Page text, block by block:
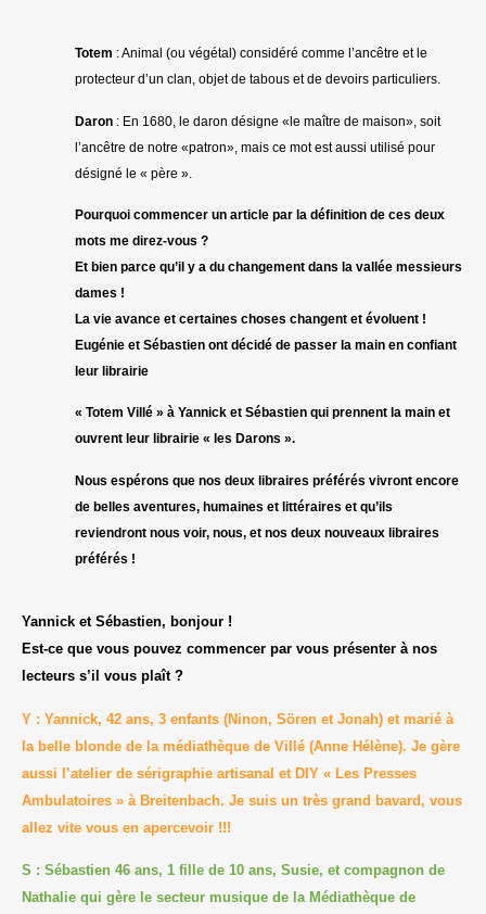
Totem : Animal (ou végétal) considéré comme l’ancêtre et le
protecteur d’un clan, objet de tabous et de devoirs particuliers.
Daron : En 1680, le daron désigne «le maître de maison», soit
l’ancêtre de notre «patron», mais ce mot est aussi utilisé pour
désigné le « père ».
Pourquoi commencer un article par la définition de ces deux
mots me direz-vous ?
Et bien parce qu’il y a du changement dans la vallée messieurs
dames !
La vie avance et certaines choses changent et évoluent !
Eugénie et Sébastien ont décidé de passer la main en confiant
leur librairie
« Totem Villé » à Yannick et Sébastien qui prennent la main et
ouvrent leur librairie « les Darons ».
Nous espérons que nos deux libraires préférés vivront encore
de belles aventures, humaines et littéraires et qu’ils
reviendront nous voir, nous, et nos deux nouveaux libraires
préférés !
Yannick et Sébastien, bonjour !
Est-ce que vous pouvez commencer par vous présenter à nos
lecteurs s’il vous plaît ?
Y : Yannick, 42 ans, 3 enfants (Ninon, Sören et Jonah) et marié à
la belle blonde de la médiathèque de Villé (Anne Hélène). Je gère
aussi l’atelier de sérigraphie artisanal et DIY « Les Presses
Ambulatoires » à Breitenbach. Je suis un très grand bavard, vous
allez vite vous en apercevoir !!!
S : Sébastien 46 ans, 1 fille de 10 ans, Susie, et compagnon de
Nathalie qui gère le secteur musique de la Médiathèque de